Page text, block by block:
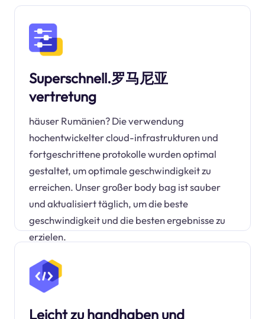
Superschnell.罗马尼亚
vertretung
häuser Rumänien? Die verwendung
hochentwickelter cloud-infrastrukturen und
fortgeschrittene protokolle wurden optimal
gestaltet, um optimale geschwindigkeit zu
erreichen. Unser großer body bag ist sauber
und aktualisiert täglich, um die beste
geschwindigkeit und die besten ergebnisse zu
erzielen.
Leicht zu handhaben und